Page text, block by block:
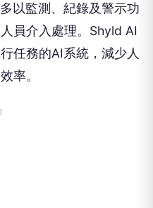
以監測、紀錄及警示功
員介入處理。Shyld AI
任務的AI系統，減少人
率。